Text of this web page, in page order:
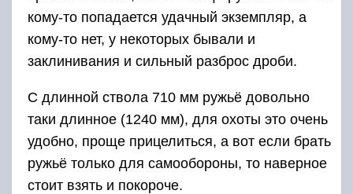
кому-то попадается удачный экземпляр, а
кому-то нет, у некоторых бывали и
заклинивания и сильный разброс дроби.
С длинной ствола 710 мм ружьё довольно
таки длинное (1240 мм), для охоты это очень
удобно, проще прицелиться, а вот если брать
ружьё только для самообороны, то наверное
стоит взять и покороче.